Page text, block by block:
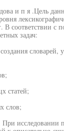
и п я .Цель
В соответствии с
задач:
словарей,
статей;
слов;
При исследовании